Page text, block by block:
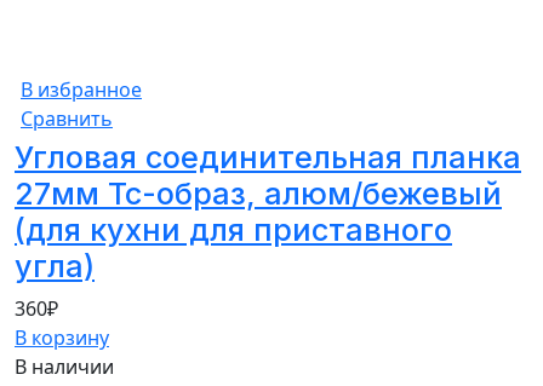
В избранное
Сравнить
Угловая соединительная планка
27мм Тс-образ, алюм/бежевый
(для кухни для приставного
угла)
360₽
В корзину
В наличии